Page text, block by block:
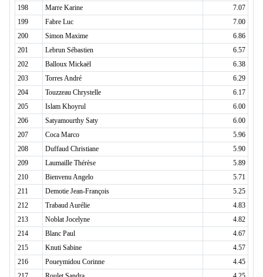
198
Marre Karine
7.07
199
Fabre Luc
7.00
200
Simon Maxime
6.86
201
Lebrun Sébastien
6.57
202
Balloux Mickaël
6.38
203
Torres André
6.29
204
Touzzeau Chrystelle
6.17
205
Islam Khoyrul
6.00
206
Satyamourthy Saty
6.00
207
Coca Marco
5.96
208
Duffaud Christiane
5.90
209
Laumaille Thérèse
5.89
210
Bienvenu Angelo
5.71
211
Demotie Jean-François
5.25
212
Trabaud Aurélie
4.83
213
Noblat Jocelyne
4.82
214
Blanc Paul
4.67
215
Knuti Sabine
4.57
216
Poueymidou Corinne
4.45